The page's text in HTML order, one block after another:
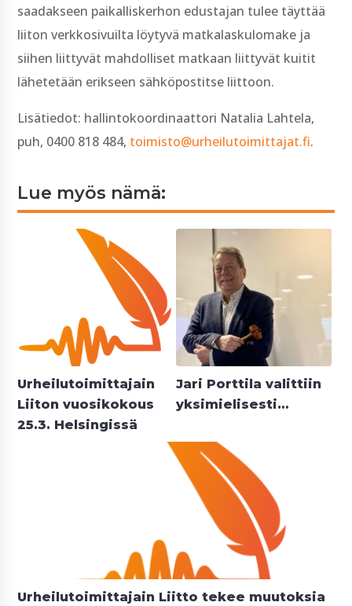
saadakseen paikalliskerhon edustajan tulee täyttää
liiton verkkosivuilta löytyvä matkalaskulomake ja
siihen liittyvät mahdolliset matkaan liittyvät kuitit
lähetetään erikseen sähköpostitse liittoon.
Lisätiedot: hallintokoordinaattori Natalia Lahtela,
puh, 0400 818 484, toimisto@urheilutoimittajat.fi.
Lue myös nämä:
Urheilutoimittajain
Liiton vuosikokous
25.3. Helsingissä
Jari Porttila valittiin
yksimielisesti…
Urheilutoimittajain Liitto tekee muutoksia